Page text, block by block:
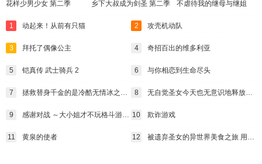
花样少男少女 第二季 乡下大叔成为剑圣 第二季 不虐待我的继母与继姐
1 动起来！从前有只猫 2 攻壳机动队
3 拜托了偶像公主 4 奇招百出的维多利亚
5 铠真传 武士骑兵 2 6 与你相恋到生命尽头
7 拯救替身千金的是冷酷无情冰之王子的爱 8 无自觉圣女今天也无意识地释放力量
9 感谢对战 ～大小姐才不玩格斗游戏～ 10 欺诈游戏
11 黄泉的使者 12 被遗弃圣女的异世界美食之旅 用隐藏技能召唤了露营车